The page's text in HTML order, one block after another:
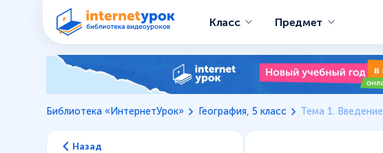
Класс Предмет
Библиотека «ИнтернетУрок» География, 5 класс Тема 1. Введение
Назад